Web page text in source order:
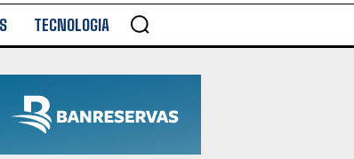
TECNOLOGIA